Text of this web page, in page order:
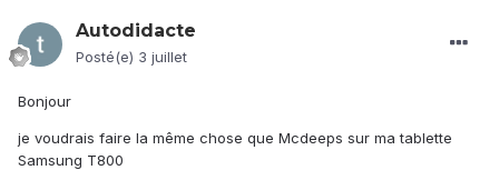
Autodidacte
Posté(e) 3 juillet
Bonjour
je voudrais faire la même chose que Mcdeeps sur ma tablette
Samsung T800